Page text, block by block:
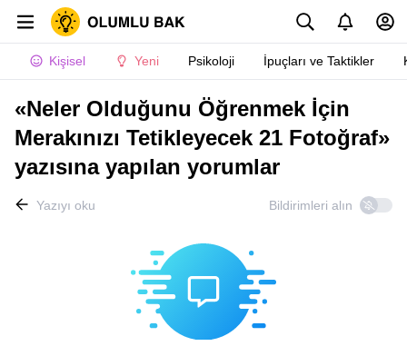
Kişisel Yeni Psikoloji İpuçları ve Taktikler
«Neler Olduğunu Öğrenmek İçin
Merakınızı Tetikleyecek 21 Fotoğraf»
yazısına yapılan yorumlar
Yazıyı oku Bildirimleri alın